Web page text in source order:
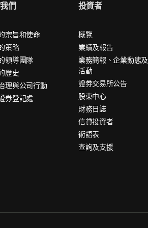
們
宗旨和使命
策略
領導團隊
歷史
理與公司行動
券登記處
投資者
概覽
業績及報告
業務簡報、企業動態及
活動
證券交易所公告
股東中心
財務日誌
信貸投資者
術語表
查詢及支援